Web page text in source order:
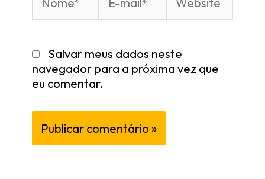
Salvar meus dados neste
navegador para a próxima vez que
eu comentar.